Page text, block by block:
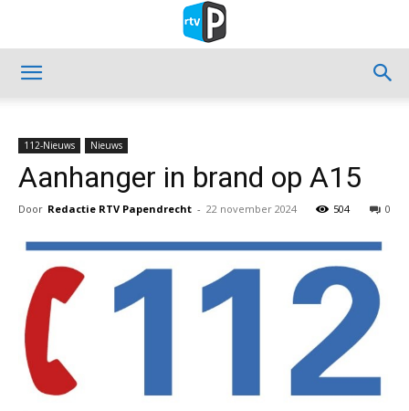
112-Nieuws Nieuws
Aanhanger in brand op A15
Door Redactie RTV Papendrecht - 22 november 2024 0
504